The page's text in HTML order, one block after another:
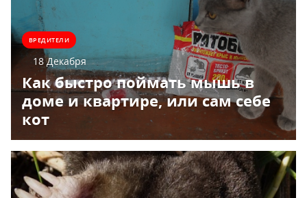
ВРЕДИТЕЛИ
18 Декабря
Как быстро поймать мышь в
доме и квартире, или сам себе
кот